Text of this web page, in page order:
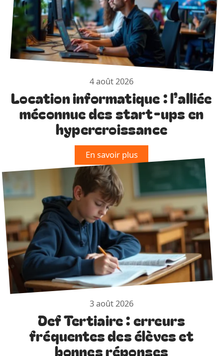
4 août 2026
Location informatique : l’alliée
méconnue des start-ups en
hypercroissance
En savoir plus
3 août 2026
Def Tertiaire : erreurs
fréquentes des élèves et
bonnes réponses